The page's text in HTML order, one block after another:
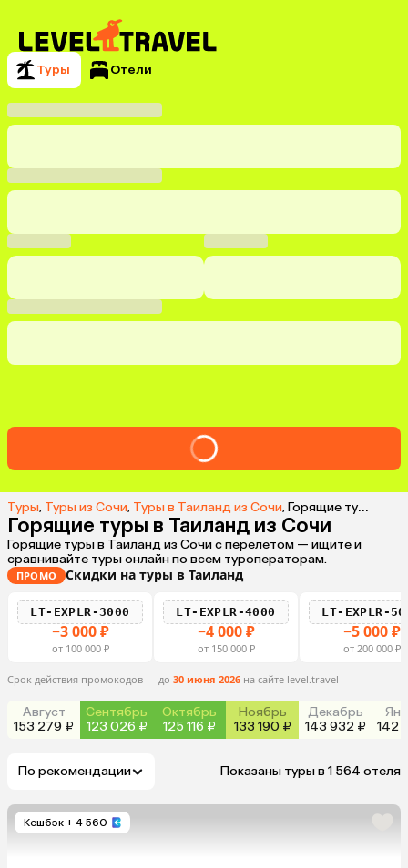
Туры Отели
Туры, Туры из Сочи, Туры в Таиланд из Сочи,Горящие туры в Таиланд из Сочи
Горящие туры в Таиланд из Сочи
Горящие туры в Таиланд из Сочи с перелетом — ищите и
сравнивайте туры онлайн по всем туроператорам.
ПРОМО Скидки на туры в Таиланд
LT-EXPLR-3000
−3 000 ₽
от 100 000 ₽
LT-EXPLR-4000
−4 000 ₽
от 150 000 ₽
LT-EXPLR-
−5 000 ₽
от 200 000 ₽
Срок действия промокодов — до 30 июня 2026 на сайте level.travel
Август
153 279 ₽
Сентябрь
123 026 ₽
Октябрь
125 116 ₽
Ноябрь
133 190 ₽
Декабрь
143 932 ₽
142
По рекомендации Показаны туры в 1 564 отеля
Кешбэк + 4 560